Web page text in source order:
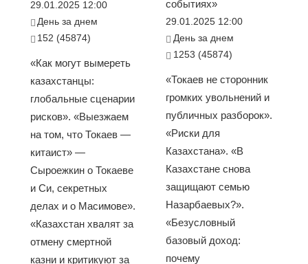
29.01.2025 12:00
День за днем
152 (45874)
«Как могут вымереть
казахстанцы:
глобальные сценарии
рисков». «Выезжаем
на том, что Токаев —
китаист» —
Сыроежкин о Токаеве
и Си, секретных
делах и о Масимове».
«Казахстан хвалят за
отмену смертной
казни и критикуют за
событиях»
29.01.2025 12:00
День за днем
1253 (45874)
«Токаев не сторонник
громких увольнений и
публичных разборок».
«Риски для
Казахстана». «В
Казахстане снова
защищают семью
Назарбаевых?».
«Безусловный
базовый доход:
почему